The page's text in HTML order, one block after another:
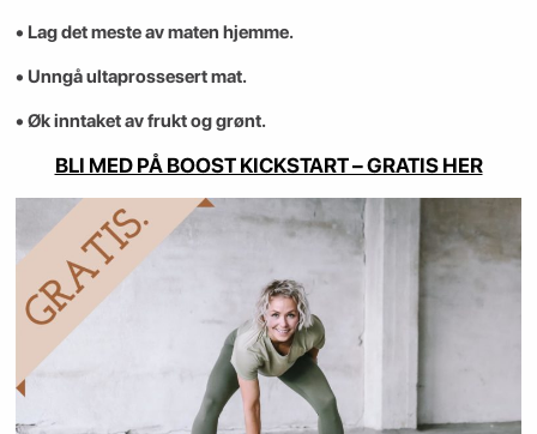
• Lag det meste av maten hjemme.
• Unngå ultaprossesert mat.
• Øk inntaket av frukt og grønt.
BLI MED PÅ BOOST KICKSTART – GRATIS HER